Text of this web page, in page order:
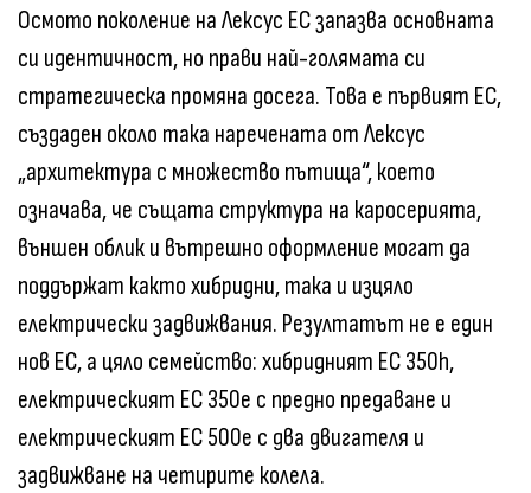
Осмото поколение на Лексус ЕС запазва основната
си идентичност, но прави най-голямата си
стратегическа промяна досега. Това е първият ЕС,
създаден около така наречената от Лексус
„архитектура с множество пътища“, което
означава, че същата структура на каросерията,
външен облик и вътрешно оформление могат да
поддържат както хибридни, така и изцяло
електрически задвижвания. Резултатът не е един
нов ЕС, а цяло семейство: хибридният ЕС 350h,
електрическият ЕС 350e с предно предаване и
електрическият ЕС 500e с два двигателя и
задвижване на четирите колела.